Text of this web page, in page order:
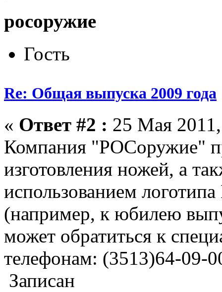
росоружие
Гость
Re: Общая выпуска 2009 года
« Ответ #2 : 25 Мая
Компания "РОСоружие"
изготовления ножей, а
использованием
(например, к юбилею
может обратиться к
телефонам: (3513)64-09-
Записан